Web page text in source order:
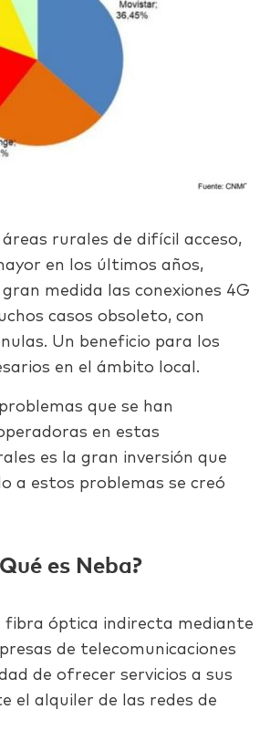
áreas rurales de difícil acceso,
en los últimos años,
medida las conexiones 4G
casos obsoleto, con
Un beneficio para los
en el ámbito local.
que se han
en estas
es la gran inversión que
a estos problemas se creó
es Neba?
fibra óptica indirecta mediante
de telecomunicaciones
de ofrecer servicios a sus
el alquiler de las redes de